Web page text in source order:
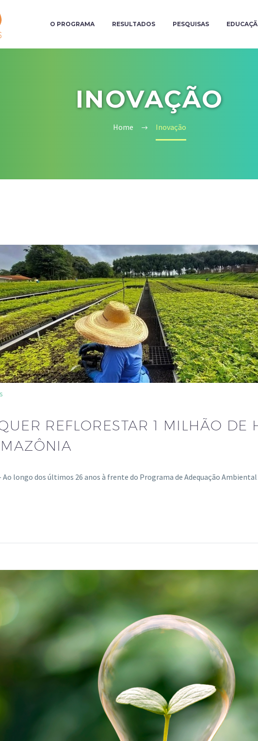
O PROGRAMA RESULTADOS PESQUISAS
INOVAÇÃO
Home Inovação
REFLORESTAR 1 MILHÃO DE
longo dos últimos 26 anos à frente do Programa de Adequação